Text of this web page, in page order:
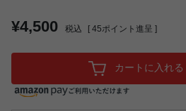
¥4,500 税込 [ 45ポイント進呈 ]
カートに入れる